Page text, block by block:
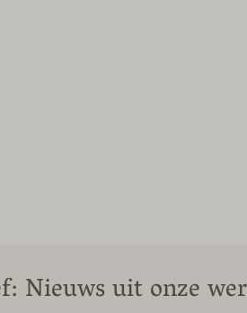
Nieuws uit onze